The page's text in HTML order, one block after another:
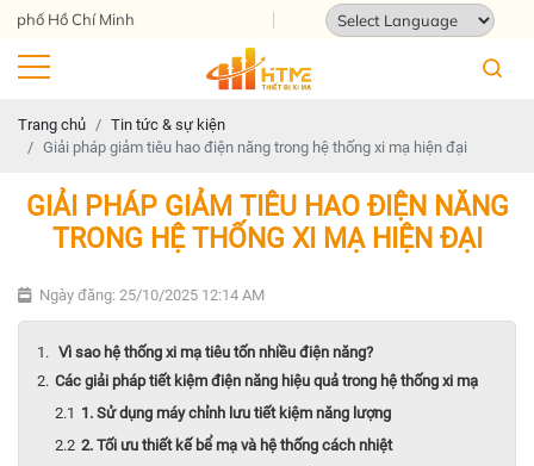
Địa chỉ: 124 Tam Châu, Tam Bình,
Trang chủ
Tin tức & sự kiện
Giải pháp giảm tiêu hao điện năng trong hệ thống xi mạ hiện đại
GIẢI PHÁP GIẢM TIÊU HAO ĐIỆN NĂNG
TRONG HỆ THỐNG XI MẠ HIỆN ĐẠI
Ngày đăng: 25/10/2025 12:14 AM
Vì sao hệ thống xi mạ tiêu tốn nhiều điện năng?
Các giải pháp tiết kiệm điện năng hiệu quả trong hệ thống xi mạ
1. Sử dụng máy chỉnh lưu tiết kiệm năng lượng
2. Tối ưu thiết kế bể mạ và hệ thống cách nhiệt